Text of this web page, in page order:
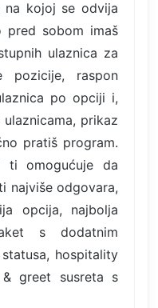
na kojoj se odvija
pred sobom imaš
ulaznica za
raspon
po opciji i,
prikaz
pratiš program.
ti omogućuje da
najviše odgovara,
opcija, najbolja
s dodatnim
hospitality
greet susreta s